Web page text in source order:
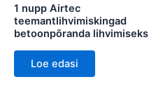
1 nupp Airtec
teemantlihvimiskingad
betoonpõranda lihvimiseks
Loe edasi